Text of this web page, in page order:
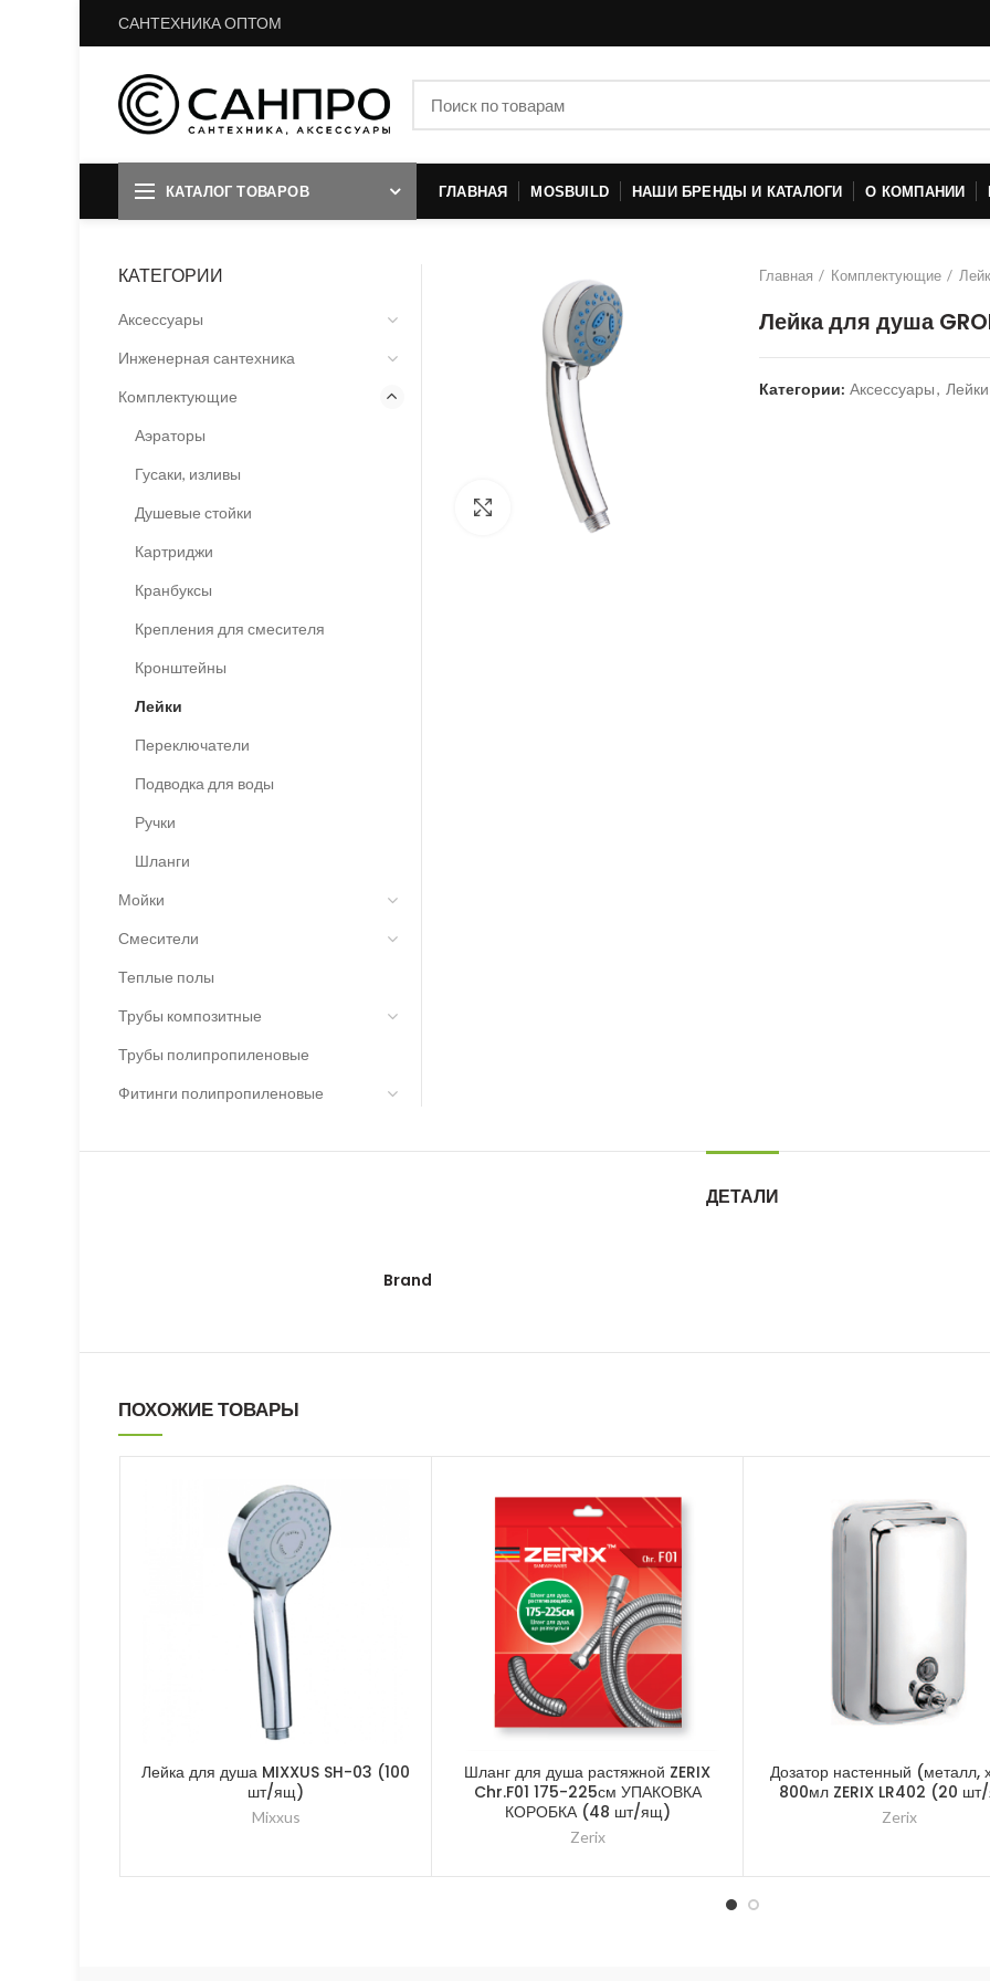
САНТЕХНИКА ОПТОМ
КАТАЛОГ ТОВАРОВ ГЛАВНАЯ MOSBUILD НАШИ БРЕНДЫ И КАТАЛОГИ О КОМПАНИИ
Нажмите для увеличения
Главная Комплектующие
Лейка для душа
Категории: Аксессуары, Лейки
КАТЕГОРИИ
Аксессуары
Инженерная сантехника
Комплектующие
Аэраторы
Гусаки, изливы
Душевые стойки
Картриджи
Кранбуксы
Крепления для смесителя
Кронштейны
Лейки
Переключатели
Подводка для воды
Ручки
Шланги
Мойки
Смесители
Теплые полы
Трубы композитные
Трубы полипропиленовые
Фитинги полипропиленовые
ДЕТАЛИ
Brand
ПОХОЖИЕ ТОВАРЫ
Лейка для душа MIXXUS SH-03 (100
шт/ящ)
Mixxus
Шланг для душа растяжной ZERIX
Chr.F01 175-225см УПАКОВКА
КОРОБКА (48 шт/ящ)
Zerix
Дозатор настенный (металл,
800мл ZERIX LR402 (20
Zerix